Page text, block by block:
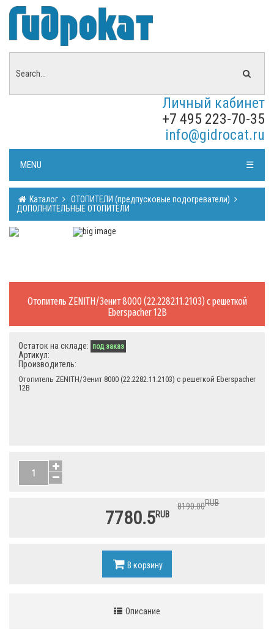
Личный кабинет
+7 495 223-70-35
info@gidrocat.ru
MENU ☰
Каталог
ОТОПИТЕЛИ (предпусковые подогреватели)
ДОПОЛНИТЕЛЬНЫЕ ОТОПИТЕЛИ
Отопитель ZENITH/Зенит 8000 (22.2282.11.2103) с решеткой
Eberspacher 12В
Остаток на складе: под заказ
Артикул:
Производитель:
Отопитель ZENITH/Зенит 8000 (22.2282.11.2103) с решеткой Eberspacher
12В
8190.00RUB
7780.5RUB
В корзину
Описание